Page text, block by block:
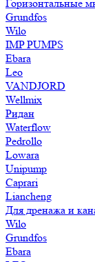
Горизонтальные
Grundfos
Wilo
IMP PUMPS
Ebara
Leo
VANDJORD
Wellmix
Ридан
Waterflow
Pedrollo
Lowara
Unipump
Caprari
Liancheng
Для дренажа и
Wilo
Grundfos
Ebara